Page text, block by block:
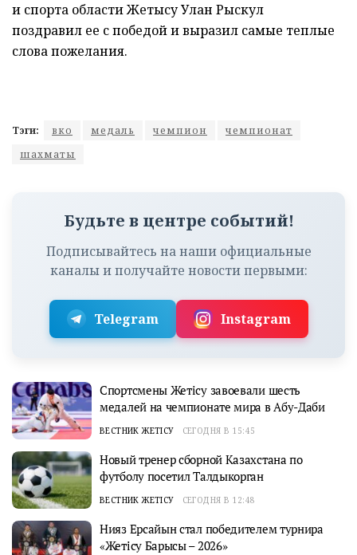
и спорта области Жетысу Улан Рыскул
поздравил ее с победой и выразил самые теплые
слова пожелания.
Тэги: вко медаль чемпион
чемпионат
шахматы
Будьте в центре событий!
Подписывайтесь на наши официальные
каналы и получайте новости первыми:
Telegram Instagram
Спортсмены Жетісу завоевали шесть
медалей на чемпионате мира в Абу-Даби
ВЕСТНИК ЖЕТІСУ СЕГОДНЯ В 15:45
Новый тренер сборной Казахстана по
футболу посетил Талдыкорган
ВЕСТНИК ЖЕТІСУ СЕГОДНЯ В 12:48
Нияз Ерсайын стал победителем турнира
«Жетісу Барысы – 2026»